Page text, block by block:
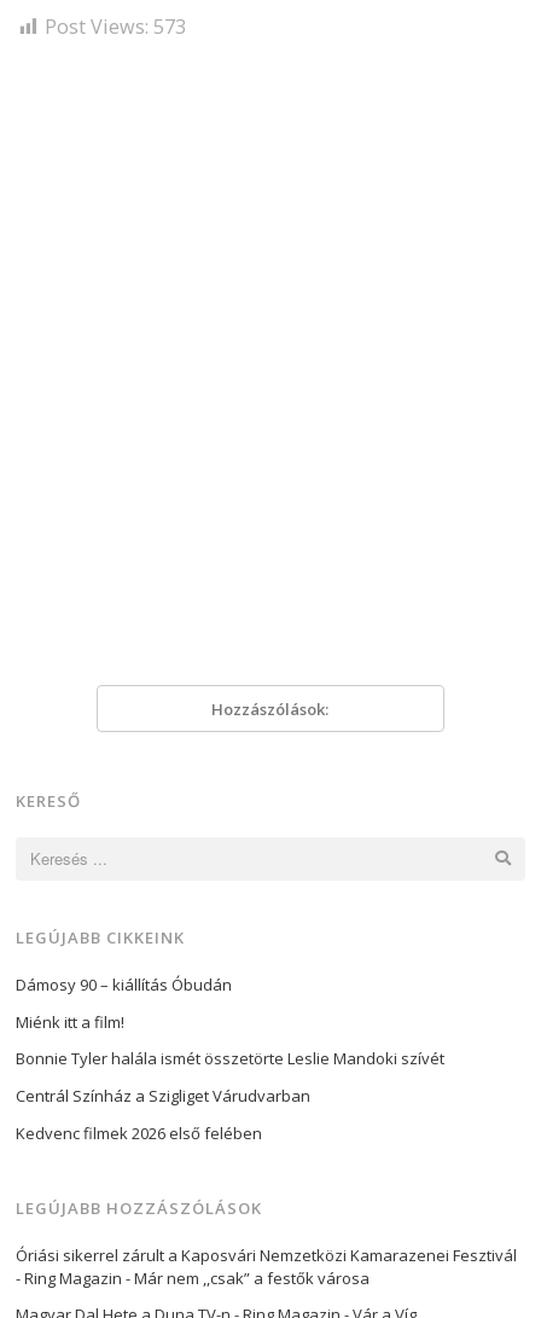
Post Views: 573
Hozzászólások:
Bejegyzés
KERESŐ
LEGÚJABB CIKKEINK
Dámosy 90 – kiállítás Óbudán
Miénk itt a film!
Bonnie Tyler halála ismét összetörte Leslie Mandoki szívét
Centrál Színház a Szigliget Várudvarban
Kedvenc filmek 2026 első felében
LEGÚJABB HOZZÁSZÓLÁSOK
Óriási sikerrel zárult a Kaposvári Nemzetközi Kamarazenei Fesztivál
- Ring Magazin -Már nem ,,csak” a festők városa